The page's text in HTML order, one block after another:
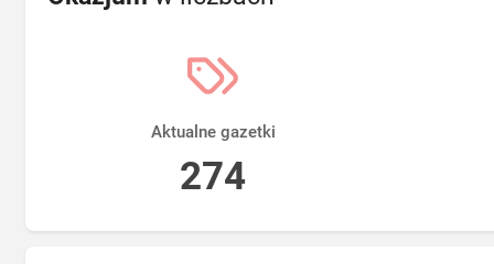
Aktualne gazetki
274